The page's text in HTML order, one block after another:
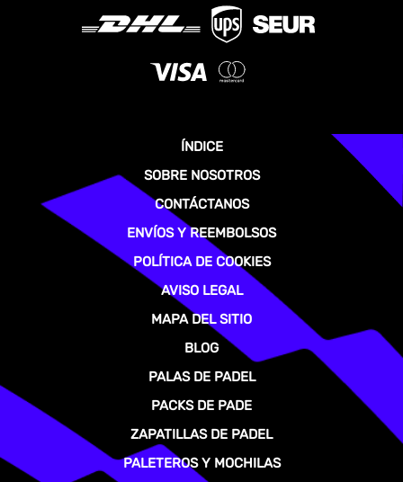
ÍNDICE
SOBRE NOSOTROS
CONTÁCTANOS
ENVÍOS Y REEMBOLSOS
POLÍTICA DE COOKIES
AVISO LEGAL
MAPA DEL SITIO
BLOG
PALAS DE PADEL
PACKS DE PADE
ZAPATILLAS DE PADEL
PALETEROS Y MOCHILAS